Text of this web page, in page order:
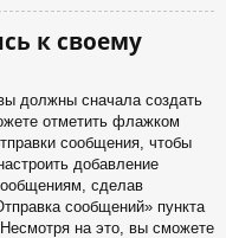
к своему
должны сначала создать
отметить флажком
сообщения, чтобы
добавление
сделав
сообщений» пункта
на это, вы сможете